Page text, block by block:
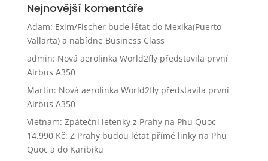
Nejnovější komentáře
Adam: Exim/Fischer bude létat do Mexika(Puerto
Vallarta) a nabídne Business Class
admin: Nová aerolinka World2fly představila první
Airbus A350
Martin: Nová aerolinka World2fly představila první
Airbus A350
Vietnam: Zpáteční letenky z Prahy na Phu Quoc
14.990 Kč: Z Prahy budou létat přímé linky na Phu
Quoc a do Karibiku